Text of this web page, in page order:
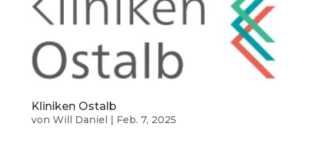
Kliniken Ostalb
von Will Daniel Feb. 7, 2025